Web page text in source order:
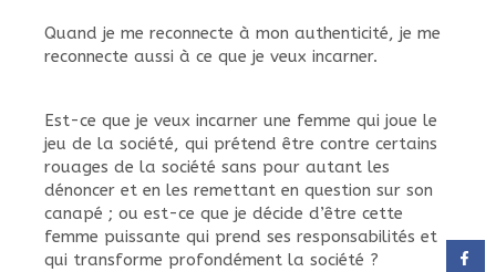
Quand je me reconnecte à mon authenticité, je me
reconnecte aussi à ce que je veux incarner.
Est-ce que je veux incarner une femme qui joue le
jeu de la société, qui prétend être contre certains
rouages de la société sans pour autant les
dénoncer et en les remettant en question sur son
canapé ; ou est-ce que je décide d’être cette
femme puissante qui prend ses responsabilités et
qui transforme profondément la société ?